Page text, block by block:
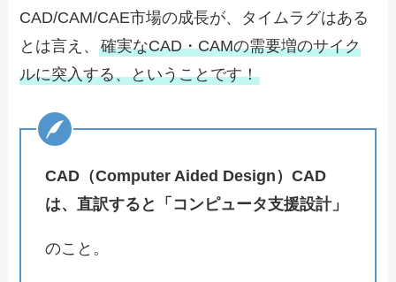
CAD/CAM/CAE市場の成長が、タイムラグはある
とは言え、確実なCAD・CAMの需要増のサイク
ルに突入する、ということです！
CAD（Computer Aided Design）CAD
は、直訳すると「コンピュータ支援設計」
のこと。